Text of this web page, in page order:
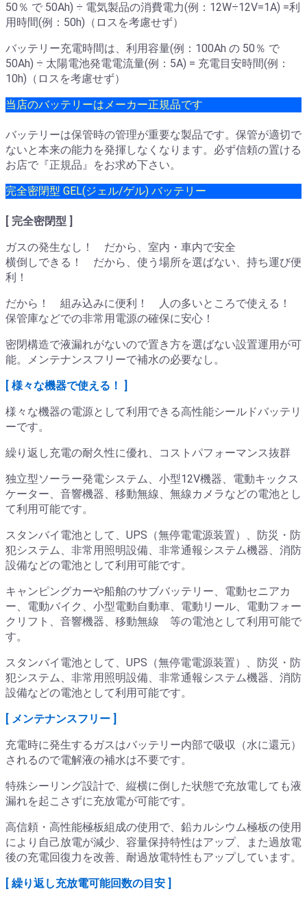
50％ で 50Ah) ÷ 電気製品の消費電力(例：12W÷12V=1A) =利
用時間(例：50h)（ロスを考慮せず）
バッテリー充電時間は、利用容量(例：100Ah の 50％ で
50Ah) ÷ 太陽電池発電電流量(例：5A) = 充電目安時間(例：
10h)（ロスを考慮せず）
当店のバッテリーはメーカー正規品です
バッテリーは保管時の管理が重要な製品です。保管が適切で
ないと本来の能力を発揮しなくなります。必ず信頼の置ける
お店で『正規品』をお求め下さい。
完全密閉型 GEL(ジェル/ゲル) バッテリー
[ 完全密閉型 ]
ガスの発生なし！ だから、室内・車内で安全
横倒しできる！ だから、使う場所を選ばない、持ち運び便
利！
だから！ 組み込みに便利！ 人の多いところで使える！
保管庫などでの非常用電源の確保に安心！
密閉構造で液漏れがないので置き方を選ばない設置運用が可
能。メンテナンスフリーで補水の必要なし。
[ 様々な機器で使える！ ]
様々な機器の電源として利用できる高性能シールドバッテリ
ーです。
繰り返し充電の耐久性に優れ、コストパフォーマンス抜群
独立型ソーラー発電システム、小型12V機器、電動キックス
ケーター、音響機器、移動無線、無線カメラなどの電池とし
て利用可能です。
スタンバイ電池として、UPS（無停電電源装置）、防災・防
犯システム、非常用照明設備、非常通報システム機器、消防
設備などの電池として利用可能です。
キャンピングカーや船舶のサブバッテリー、電動セニアカ
ー、電動バイク、小型電動自動車、電動リール、電動フォー
クリフト、音響機器、移動無線 等の電池として利用可能で
す。
スタンバイ電池として、UPS（無停電電源装置）、防災・防
犯システム、非常用照明設備、非常通報システム機器、消防
設備などの電池として利用可能です。
[ メンテナンスフリー ]
充電時に発生するガスはバッテリー内部で吸収（水に還元）
されるので電解液の補水は不要です。
特殊シーリング設計で、縦横に倒した状態で充放電しても液
漏れを起こさずに充放電が可能です。
高信頼・高性能極板組成の使用で、鉛カルシウム極板の使用
により自己放電が減少、容量保持特性はアップ、また過放電
後の充電回復力を改善、耐過放電特性もアップしています。
[ 繰り返し充放電可能回数の目安 ]